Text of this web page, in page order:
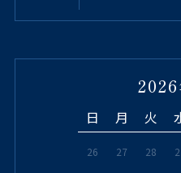
日 月 火
26 27 28